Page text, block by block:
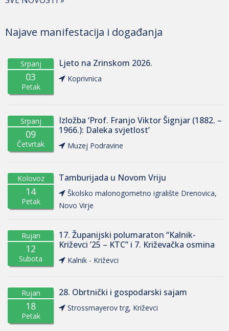
Najave manifestacija i događanja
Srpanj
03
Petak
Ljeto na Zrinskom 2026.
Koprivnica
Srpanj
09
Četvrtak
Izložba ‘Prof. Franjo Viktor Šignjar (1882. –
1966.): Daleka svjetlost’
Muzej Podravine
Kolovoz
14
Petak
Tamburijada u Novom Vriju
Školsko malonogometno igralište Drenovica,
Novo Virje
Rujan
12
Subota
17. Županijski polumaraton “Kalnik-
Križevci ’25 – KTC” i 7. Križevačka osmina
Kalnik - Križevci
Rujan
18
Petak
28. Obrtnički i gospodarski sajam
Strossmayerov trg, Križevci